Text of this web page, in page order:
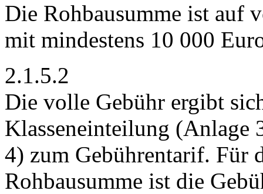
Die Rohbausumme ist auf
mit mindestens 10 000
2.1.5.2
Die volle Gebühr ergibt
Klasseneinteilung (Anlage
4) zum Gebührentarif. Für
Rohbausumme ist die